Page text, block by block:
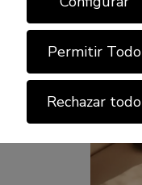
Permitir Todo
Rechazar todo